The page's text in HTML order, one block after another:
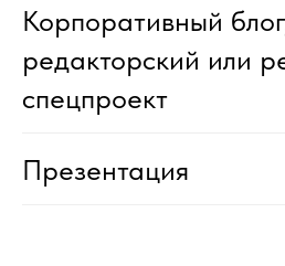
Корпоративный
редакторский или
спецпроект
Презентация